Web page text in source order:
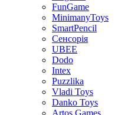
FunGame
MinimanyToys
SmartPencil
Сенсорія
UBEE
Dodo
Intex
Puzzlika
Vladi Toys
Danko Toys
Artos Games